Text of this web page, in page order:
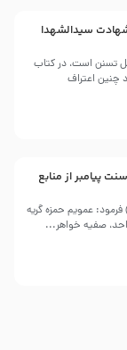
سیدالشهدا
تسنن است، در کتاب
چنین اعتراف
پیامبر از منابع
فرمود: عمویم حمزه گریه
صفیه خواهر...